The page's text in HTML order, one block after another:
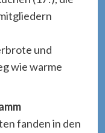
und
wie warme
fanden in den